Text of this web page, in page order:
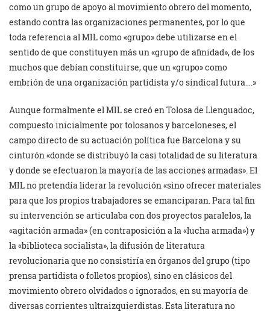
como un grupo de apoyo al movimiento obrero del momento,
estando contra las organizaciones permanentes, por lo que
toda referencia al MIL como «grupo» debe utilizarse en el
sentido de que constituyen más un «grupo de afinidad», de los
muchos que debían constituirse, que un «grupo» como
embrión de una organización partidista y/o sindical futura….»
Aunque formalmente el MIL se creó en Tolosa de Llenguadoc,
compuesto inicialmente por tolosanos y barceloneses, el
campo directo de su actuación política fue Barcelona y su
cinturón «donde se distribuyó la casi totalidad de su literatura
y donde se efectuaron la mayoría de las acciones armadas». El
MIL no pretendía liderar la revolución «sino ofrecer materiales
para que los propios trabajadores se emanciparan. Para tal fin
su intervención se articulaba con dos proyectos paralelos, la
«agitación armada» (en contraposición a la «lucha armada») y
la «biblioteca socialista», la difusión de literatura
revolucionaria que no consistiría en órganos del grupo (tipo
prensa partidista o folletos propios), sino en clásicos del
movimiento obrero olvidados o ignorados, en su mayoría de
diversas corrientes ultraizquierdistas. Esta literatura no